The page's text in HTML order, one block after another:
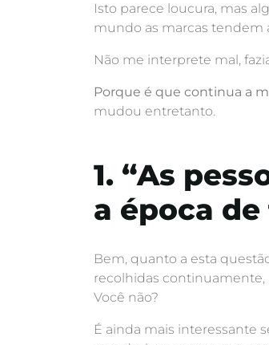
Isto parece loucura, mas
mundo as marcas tendem
Não me interprete mal,
Porque é que continua a
mudou entretanto.
1. “As
a época
Bem, quanto a esta
recolhidas continuamente,
Você não?
É ainda mais interessante